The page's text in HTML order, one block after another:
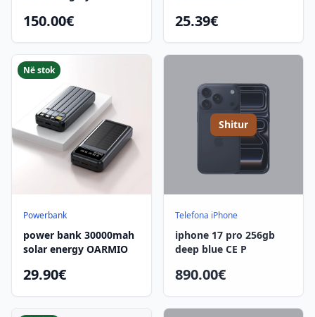
150.00€ 25.39€
Powerbank
power bank 30000mah
solar energy OARMIO
29.90€
Në stok
Shitur
Telefona iPhone
iphone 17 pro 256gb
deep blue CE P
890.00€